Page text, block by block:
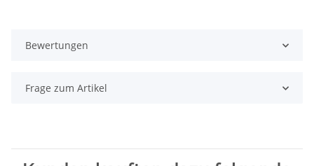
Bewertungen
Frage zum Artikel